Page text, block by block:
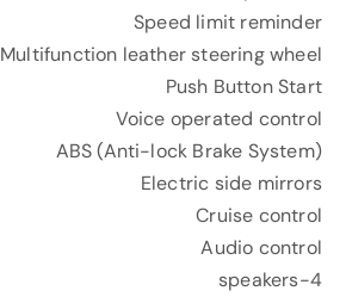
Speed limit reminder
Multifunction leather steering wheel
Push Button Start
Voice operated control
ABS (Anti-lock Brake System)
Electric side mirrors
Cruise control
Audio control
4-speakers